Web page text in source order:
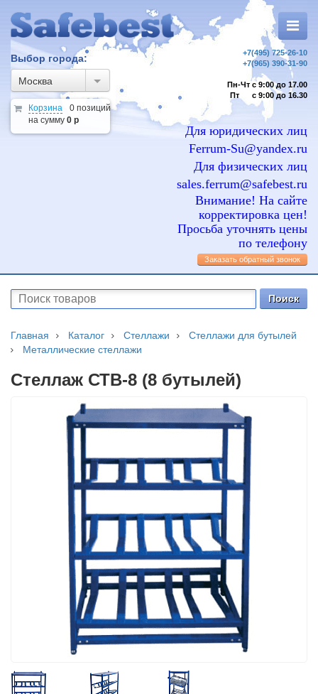
Выбор города:
Москва
Корзина
0 позиций
на сумму 0 р
+7(495) 725-26-10
+7(965) 390-31-90
Пн-Чт с 9:00 до 17.00
Пт с 9:00 до 16.30
Для юридических лиц
Ferrum-Su@yandex.ru
Для физических лиц
sales.ferrum@safebest.ru
Внимание! На сайте
корректировка цен!
Просьба уточнять цены
по телефону
Заказать обратный звонок
Главная Каталог Стеллажи
Стеллажи для бутылей
Металлические стеллажи
Стеллаж СТВ-8 (8 бутылей)